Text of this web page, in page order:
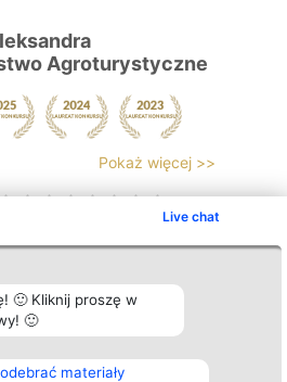
Live chat
🙂 Kliknij proszę w
🙂
materiały
Agroturystyczne
Pokaż więcej >>
Plebiscyt
Laureaci
Lista
wszystkich
Zasady
Regulamin
Kontakt
Kontakt